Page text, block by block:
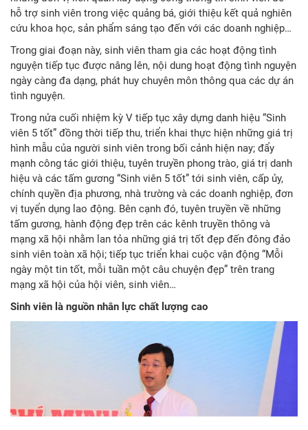
hỗ trợ sinh viên trong việc quảng bá, giới thiệu kết quả nghiên
cứu khoa học, sản phẩm sáng tạo đến với các doanh nghiệp…
Trong giai đoạn này, sinh viên tham gia các hoạt động tình
nguyện tiếp tục được nâng lên, nội dung hoạt động tình nguyện
ngày càng đa dạng, phát huy chuyên môn thông qua các dự án
tình nguyện.
Trong nửa cuối nhiệm kỳ V tiếp tục xây dựng danh hiệu “Sinh
viên 5 tốt” đồng thời tiếp thu, triển khai thực hiện những giá trị
hình mẫu của người sinh viên trong bối cảnh hiện nay; đẩy
mạnh công tác giới thiệu, tuyên truyền phong trào, giá trị danh
hiệu và các tấm gương “Sinh viên 5 tốt” tới sinh viên, cấp ủy,
chính quyền địa phương, nhà trường và các doanh nghiệp, đơn
vị tuyển dụng lao động. Bên cạnh đó, tuyên truyền về những
tấm gương, hành động đẹp trên các kênh truyền thông và
mạng xã hội nhằm lan tỏa những giá trị tốt đẹp đến đông đảo
sinh viên toàn xã hội; tiếp tục triển khai cuộc vận động “Mỗi
ngày một tin tốt, mỗi tuần một câu chuyện đẹp” trên trang
mạng xã hội của hội viên, sinh viên…
Sinh viên là nguồn nhân lực chất lượng cao